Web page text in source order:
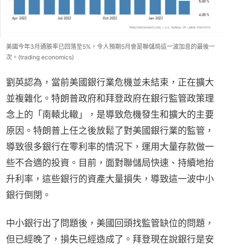
美國今年3月通脹率已回落至5%，令人預期5月會是聯儲局這一波加息的最後一
次。(trading economics)
劉英認為，當前美國銀行業危機並未結束，正在擴大
並複雜化。特朗普政府和拜登政府在銀行監管政策理
念上的「南轅北轍」，是導致危機發生和擴大的主要
原因。特朗普上任之後放鬆了對美國銀行業的監管，
導致很多銀行在零利率的情況下，運用大量存款做一
些不合適的投資。目前，面對聯儲局快速、持續地抬
升利率，這些銀行的資產大量損失，導致這一波中小
銀行倒閉。
中小銀行出了問題後，美國回頭找監管缺位的問題，
但已經晚了，損失已經造成了。拜登現在說銀行是安